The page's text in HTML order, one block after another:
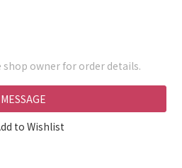
shop owner for order details.
MESSAGE
to Wishlist